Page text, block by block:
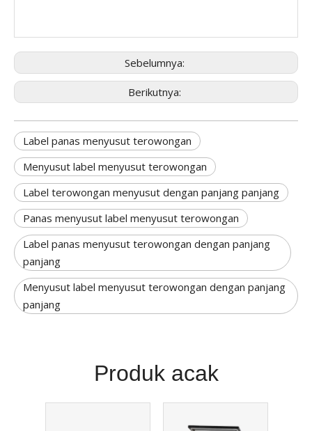
Sebelumnya:
Berikutnya:
Label panas menyusut terowongan
Menyusut label menyusut terowongan
Label terowongan menyusut dengan panjang panjang
Panas menyusut label menyusut terowongan
Label panas menyusut terowongan dengan panjang
panjang
Menyusut label menyusut terowongan dengan panjang
panjang
Produk acak